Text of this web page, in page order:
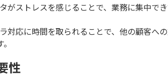
がストレスを感じることで、業務に集中で
対応に時間を取られることで、他の顧客へ
性